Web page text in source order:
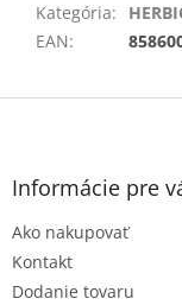
Kategória:
EAN:
Z
Informácie pre
Ako nakupovať
Kontakt
Dodanie tovaru